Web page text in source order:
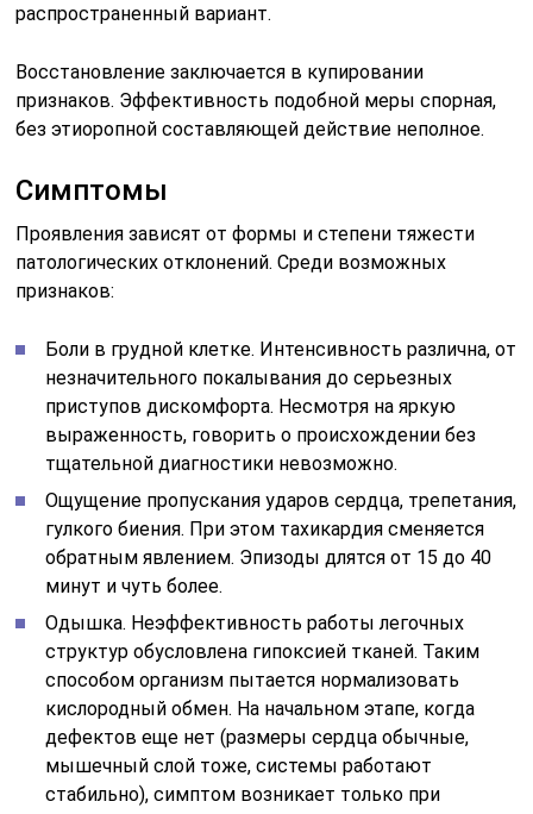
распространенный вариант.
Восстановление заключается в купировании
признаков. Эффективность подобной меры спорная,
без этиоропной составляющей действие неполное.
Симптомы
Проявления зависят от формы и степени тяжести
патологических отклонений. Среди возможных
признаков:
Боли в грудной клетке. Интенсивность различна, от
незначительного покалывания до серьезных
приступов дискомфорта. Несмотря на яркую
выраженность, говорить о происхождении без
тщательной диагностики невозможно.
Ощущение пропускания ударов сердца, трепетания,
гулкого биения. При этом тахикардия сменяется
обратным явлением. Эпизоды длятся от 15 до 40
минут и чуть более.
Одышка. Неэффективность работы легочных
структур обусловлена гипоксией тканей. Таким
способом организм пытается нормализовать
кислородный обмен. На начальном этапе, когда
дефектов еще нет (размеры сердца обычные,
мышечный слой тоже, системы работают
стабильно), симптом возникает только при